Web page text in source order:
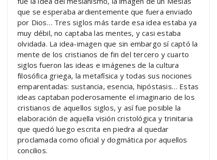
que se esperaba ardientemente que fuera enviado
por Dios… Tres siglos más tarde esa idea estaba ya
muy débil, no captaba las mentes, y casi estaba
olvidada. La idea-imagen que sin embargo sí captó la
mente de los cristianos de fin del tercero y cuarto
siglos fueron las ideas e imágenes de la cultura
filosófica griega, la metafísica y todas sus nociones
emparentadas: sustancia, esencia, hipóstasis… Estas
ideas captaban poderosamente el imaginario de los
cristianos de aquellos siglos, y así fue posible la
elaboración de aquella visión cristológica y trinitaria
que quedó luego escrita en piedra al quedar
proclamada como oficial y dogmática por aquellos
concilios.